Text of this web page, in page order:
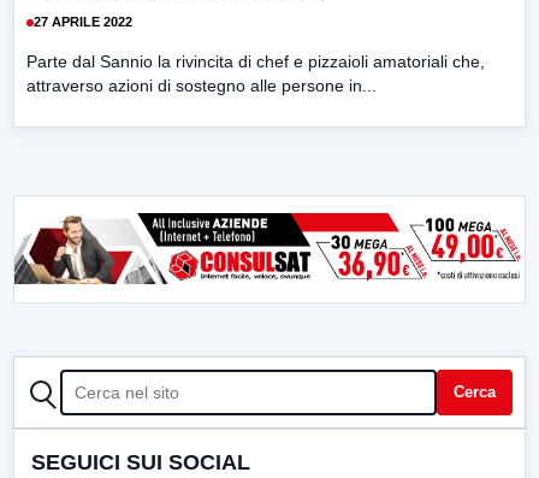
27 APRILE 2022
Parte dal Sannio la rivincita di chef e pizzaioli amatoriali che,
attraverso azioni di sostegno alle persone in...
CERCA Cerca
SEGUICI SUI SOCIAL